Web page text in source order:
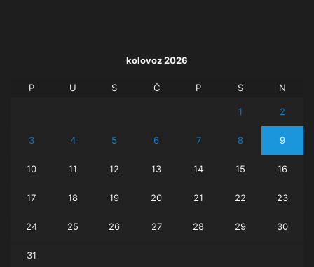
kolovoz 2026
P U S Č P S N
1 2
3 4 5 6 7 8 9
10 11 12 13 14 15 16
17 18 19 20 21 22 23
24 25 26 27 28 29 30
31